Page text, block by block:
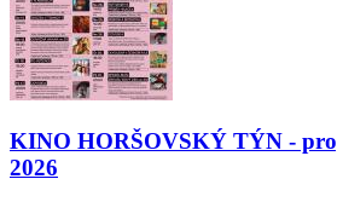
KINO HORŠOVSKÝ TÝN -
2026